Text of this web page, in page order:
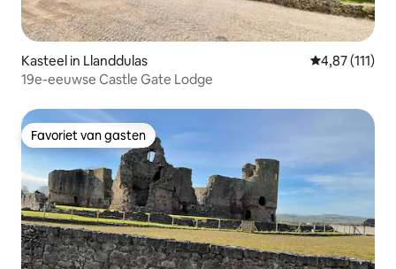
Kasteel in Llanddulas Gemiddelde
4,87 (111)
19e-eeuwse Castle Gate Lodge
Favoriet van gasten
Favoriet van gasten